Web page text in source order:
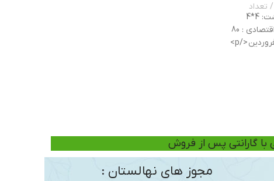
تعداد
کشور سازنده: فرانسه فاصله کاشت: 4*4
میزان آبیاری: 10 روز یک بار عمر اقتصادی : 80
سال زمان شکوفایی : در أواسط فروردین </p>
با گارانتی پس از فروش
مجوز های نهالستان :